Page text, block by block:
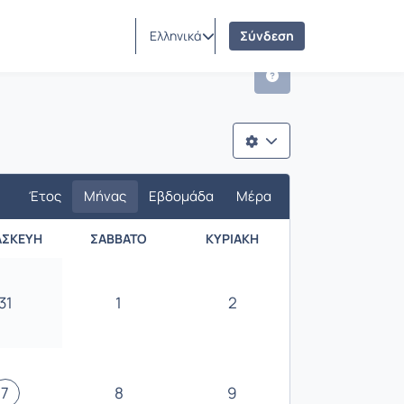
Ελληνικά Σύνδεση
Έτος Μήνας Εβδομάδα Μέρα
ΣΆΒΒΑΤΟ ΚΥΡΙΑΚΉ
31 1 2
7 8 9